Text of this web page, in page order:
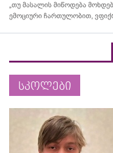
„თუ მასალის მიწოდება
ემოციური ჩართულობით,
სკოლები